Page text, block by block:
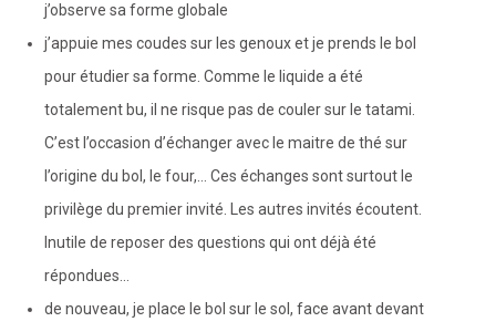
j’observe sa forme globale
j’appuie mes coudes sur les genoux et je prends le bol
pour étudier sa forme. Comme le liquide a été
totalement bu, il ne risque pas de couler sur le tatami.
C’est l’occasion d’échanger avec le maitre de thé sur
l’origine du bol, le four,… Ces échanges sont surtout le
privilège du premier invité. Les autres invités écoutent.
Inutile de reposer des questions qui ont déjà été
répondues…
de nouveau, je place le bol sur le sol, face avant devant